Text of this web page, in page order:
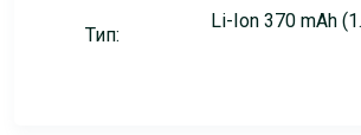
Тип:
Li-Ion 370 mAh